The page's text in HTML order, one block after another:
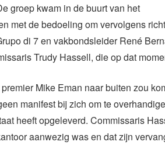
groep kwam in de buurt van het
met de bedoeling om vervolgens
di 7 en vakbondsleider René
Trudy Hassell, die op dat
Mike Eman naar buiten zou
manifest bij zich om te
heeft opgeleverd. Commissaris
aanwezig was en dat zijn